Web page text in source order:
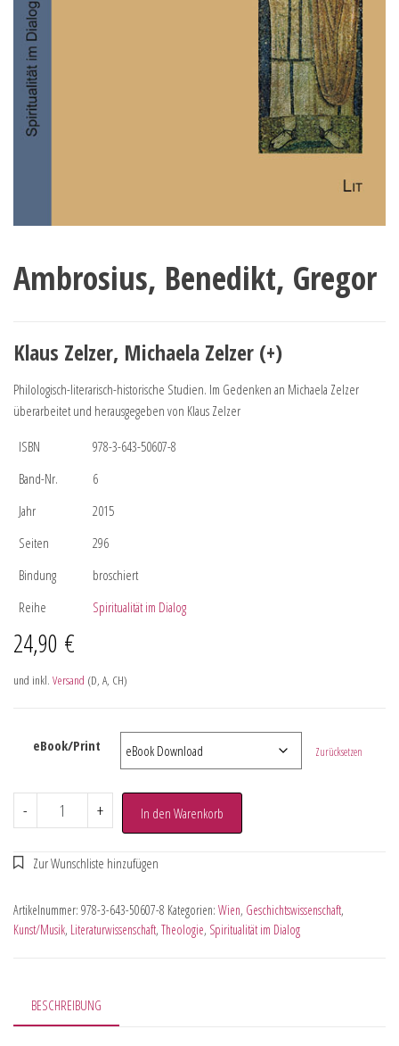
Ambrosius, Benedikt, Gregor
Klaus Zelzer, Michaela Zelzer (+)
Philologisch-literarisch-historische Studien. Im Gedenken an Michaela Zelzer
überarbeitet und herausgegeben von Klaus Zelzer
ISBN
978-3-643-50607-8
Band-Nr.
6
Jahr
2015
Seiten
296
Bindung
broschiert
Reihe
Spiritualität im Dialog
24,90 €
und inkl. Versand (D, A, CH)
eBook/Print Zurücksetzen
- + In den Warenkorb
Artikelnummer: 978-3-643-50607-8 Kategorien: Wien, Geschichtswissenschaft,
Kunst/Musik, Literaturwissenschaft, Theologie, Spiritualität im Dialog
BESCHREIBUNG